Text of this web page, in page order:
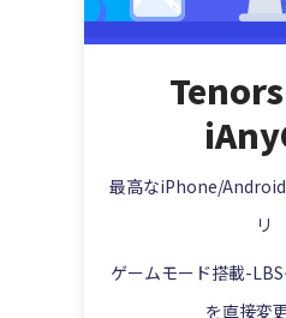
iPhoneでドラクエウ
装する方法
【2022年最新】
の位置情報を偽装する
【2023必見】位置情
｜新作登場
iPhone/iPadポケモン
【iSpooferの使い方】
iPhone/iPadのGPS位
簡単にiPhoneのGPS
iPhoneの位置情報に
iPhone向けのGPS位置
GPS(位置情報)共有ア
Zenlyの代替アプリを
置情報を共有する
LINEの位置情報設定・
LINEの位置情報がバレ
オフ・偽装する対策
最高なiPhone/
リ
ゲームモード搭載-
を直接変